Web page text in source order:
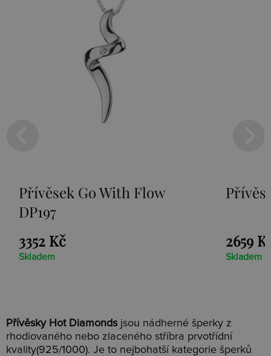
Přívěsek Paradise DP230
2659 Kč
Skladem
Přívěsky Hot Diamonds jsou nádherné šperky z
rhodiovaného nebo zlaceného stříbra prvotřídní
kvality(925/1000). Je to nejbohatší kategorie šperků